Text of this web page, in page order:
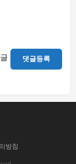
댓글등록
방침